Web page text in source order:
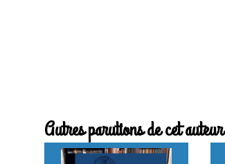
Autres parutions de cet auteur